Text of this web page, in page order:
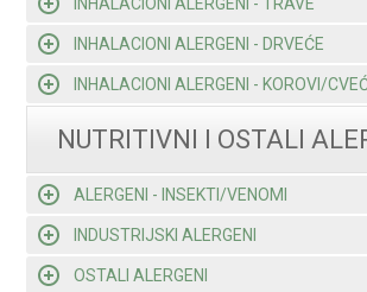
INHALACIONI ALERGENI - DRVEĆE
INHALACIONI ALERGENI - KOROVI/
NUTRITIVNI I OSTALI
ALERGENI - INSEKTI/VENOMI
INDUSTRIJSKI ALERGENI
OSTALI ALERGENI